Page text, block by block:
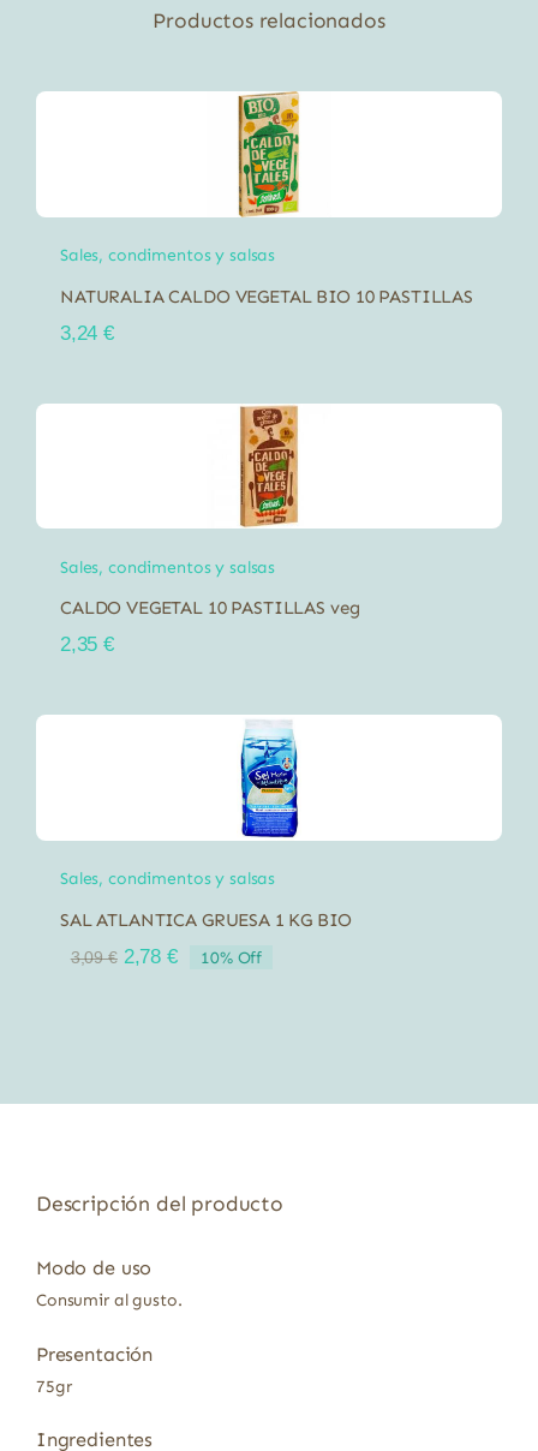
Productos relacionados
Sales, condimentos y salsas
NATURALIA CALDO VEGETAL BIO 10 PASTILLAS
3,24€
Sales, condimentos y salsas
CALDO VEGETAL 10 PASTILLAS veg
2,35€
Sales, condimentos y salsas
SAL ATLANTICA GRUESA 1 KG BIO
3,09€ El
2,78 €El
10% Off
Descripción del producto
Modo de uso
Consumir al gusto.
Presentación
75gr
Ingredientes